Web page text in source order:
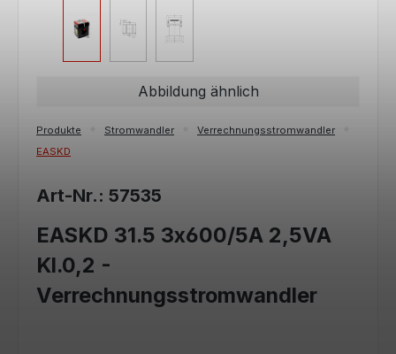
Abbildung ähnlich
Produkte Stromwandler
Verrechnungsstromwandler
EASKD
Art-Nr.: 57535
EASKD 31.5 3x600/5A 2,5VA
Kl.0,2 -
Verrechnungsstromwandler